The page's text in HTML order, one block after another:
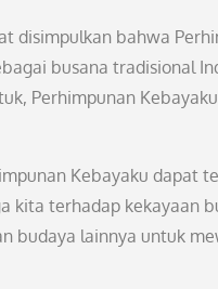
disimpulkan bahwa
busana tradisional
Perhimpunan
Kebayaku dapat
kita terhadap kekayaan
budaya lainnya untuk